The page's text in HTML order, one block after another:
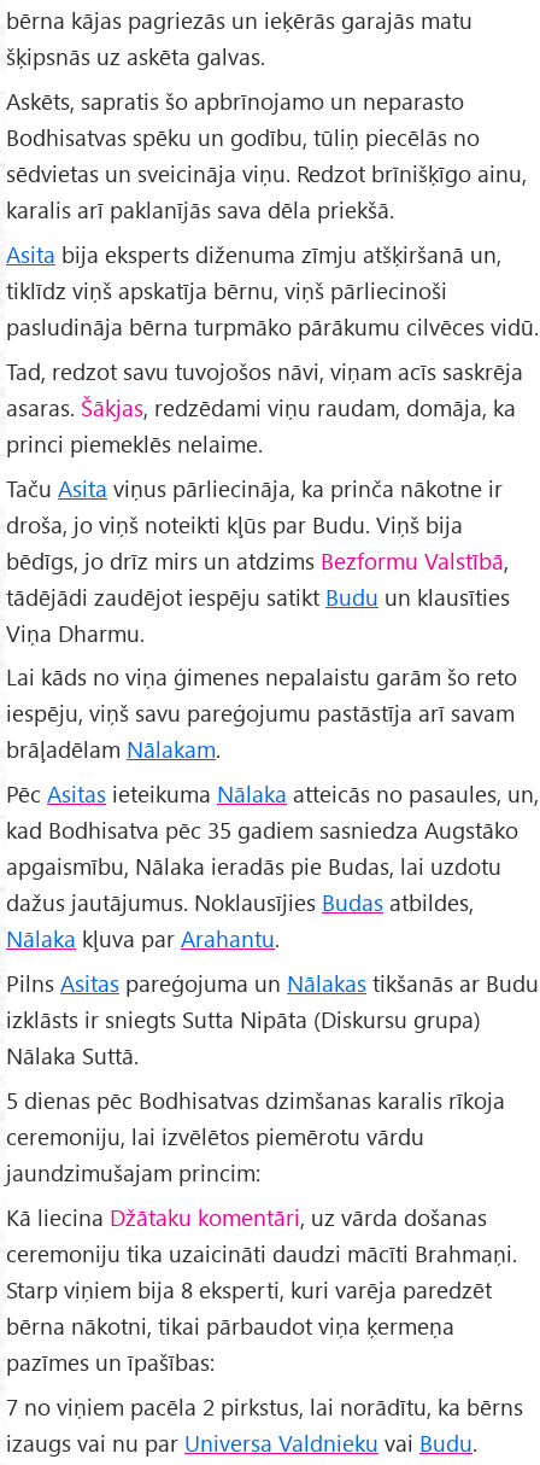
bērna kājas pagriezās un ieķērās garajās matu
šķipsnās uz askēta galvas.
Askēts, sapratis šo apbrīnojamo un neparasto
Bodhisatvas spēku un godību, tūliņ piecēlās no
sēdvietas un sveicināja viņu. Redzot brīnišķīgo ainu,
karalis arī paklanījās sava dēla priekšā.
Asita bija eksperts diženuma zīmju atšķiršanā un,
tiklīdz viņš apskatīja bērnu, viņš pārliecinoši
pasludināja bērna turpmāko pārākumu cilvēces vidū.
Tad, redzot savu tuvojošos nāvi, viņam acīs saskrēja
asaras. Šākjas, redzēdami viņu raudam, domāja, ka
princi piemeklēs nelaime.
Taču Asita viņus pārliecināja, ka prinča nākotne ir
droša, jo viņš noteikti kļūs par Budu. Viņš bija
bēdīgs, jo drīz mirs un atdzims Bezformu Valstībā,
tādējādi zaudējot iespēju satikt Budu un klausīties
Viņa Dharmu.
Lai kāds no viņa ģimenes nepalaistu garām šo reto
iespēju, viņš savu pareģojumu pastāstīja arī savam
brāļadēlam Nālakam.
Pēc Asitas ieteikuma Nālaka atteicās no pasaules, un,
kad Bodhisatva pēc 35 gadiem sasniedza Augstāko
apgaismību, Nālaka ieradās pie Budas, lai uzdotu
dažus jautājumus. Noklausījies Budas atbildes,
Nālaka kļuva par Arahantu.
Pilns Asitas pareģojuma un Nālakas tikšanās ar Budu
izklāsts ir sniegts Sutta Nipāta (Diskursu grupa)
Nālaka Suttā.
5 dienas pēc Bodhisatvas dzimšanas karalis rīkoja
ceremoniju, lai izvēlētos piemērotu vārdu
jaundzimušajam princim:
Kā liecina Džātaku komentāri, uz vārda došanas
ceremoniju tika uzaicināti daudzi mācīti Brahmaņi.
Starp viņiem bija 8 eksperti, kuri varēja paredzēt
bērna nākotni, tikai pārbaudot viņa ķermeņa
pazīmes un īpašības:
7 no viņiem pacēla 2 pirkstus, lai norādītu, ka bērns
izaugs vai nu par Universa Valdnieku vai Budu.